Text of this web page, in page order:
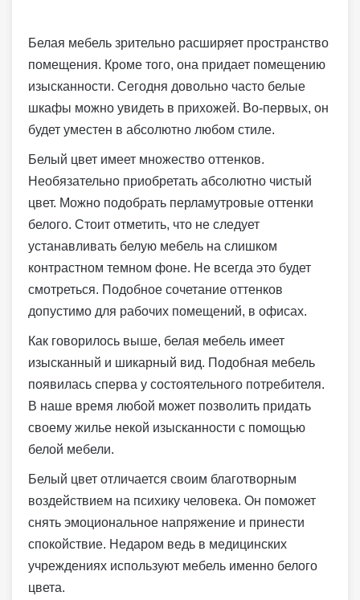
Белая мебель зрительно расширяет пространство
помещения. Кроме того, она придает помещению
изысканности. Сегодня довольно часто белые
шкафы можно увидеть в прихожей. Во-первых, он
будет уместен в абсолютно любом стиле.
Белый цвет имеет множество оттенков.
Необязательно приобретать абсолютно чистый
цвет. Можно подобрать перламутровые оттенки
белого. Стоит отметить, что не следует
устанавливать белую мебель на слишком
контрастном темном фоне. Не всегда это будет
смотреться. Подобное сочетание оттенков
допустимо для рабочих помещений, в офисах.
Как говорилось выше, белая мебель имеет
изысканный и шикарный вид. Подобная мебель
появилась сперва у состоятельного потребителя.
В наше время любой может позволить придать
своему жилье некой изысканности с помощью
белой мебели.
Белый цвет отличается своим благотворным
воздействием на психику человека. Он поможет
снять эмоциональное напряжение и принести
спокойствие. Недаром ведь в медицинских
учреждениях используют мебель именно белого
цвета.